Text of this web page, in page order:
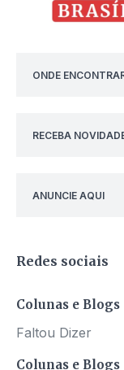
ONDE
RECEBA
ANUNCIE AQUI
Redes sociais
Colunas e Blogs
Faltou Dizer
Colunas e Blogs